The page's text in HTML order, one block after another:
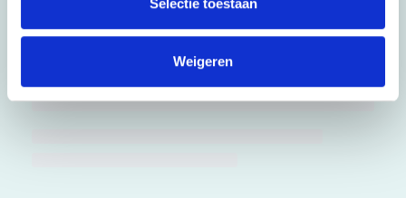
Selectie toestaan
Weigeren